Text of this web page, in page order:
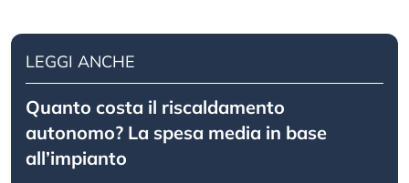
LEGGI ANCHE
Quanto costa il riscaldamento
autonomo? La spesa media in base
all’impianto